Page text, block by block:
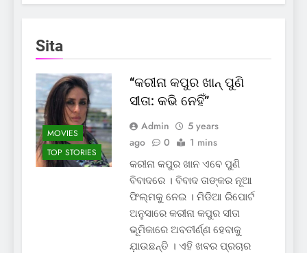
Sita
MOVIES
TOP STORIES
“କରୀନା କପୁର ଖାନ୍ ପୁଣି
ସୀତା: କଭି ନେହିଁ”
Admin
5 years
ago
0 1 mins
କରୀନା କପୁର ଖାନ ଏବେ ପୁଣି
ବିବାଦରେ । ବିବାଦ ତାଙ୍କର ନୂଆ
ଫିଲ୍ମକୁ ନେଇ । ମିଡିଆ ରିପୋର୍ଟ
ଅନୁସାରେ କରୀନା କପୁର ସୀତା
ଭୂମିକାରେ ଅବତୀର୍ଣ୍ଣ ହେବାକୁ
ଯ଼ାଉଛନ୍ତି । ଏହି ଖବର ପ୍ରଚାର